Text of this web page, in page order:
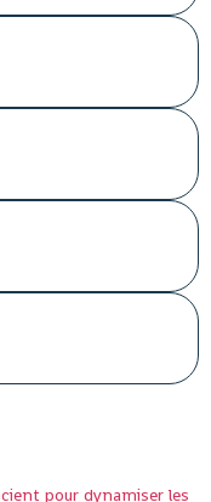
pour dynamiser les